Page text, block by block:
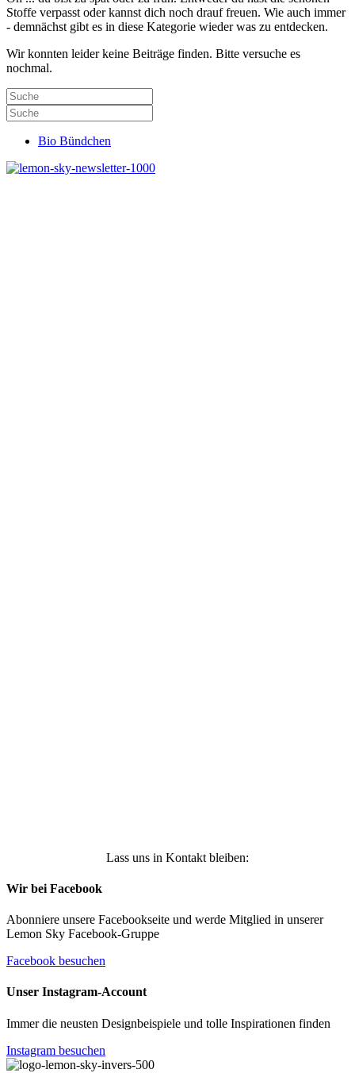
Stoffe verpasst oder kannst dich noch drauf freuen. Wie auch immer
- demnächst gibt es in diese Kategorie wieder was zu entdecken.
Wir konnten leider keine Beiträge finden. Bitte versuche es
nochmal.
Bio Bündchen
Lass uns in Kontakt bleiben:
Wir bei Facebook
Abonniere unsere Facebookseite und werde Mitglied in unserer
Lemon Sky Facebook-Gruppe
Facebook besuchen
Unser Instagram-Account
Immer die neusten Designbeispiele und tolle Inspirationen finden
Instagram besuchen